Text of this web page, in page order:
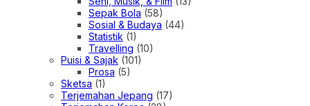
Sepak Bola (58)
Sosial & Budaya (44)
Statistik (1)
Travelling (10)
Puisi & Sajak (101)
Prosa (5)
Sketsa (1)
Terjemahan Jepang (17)